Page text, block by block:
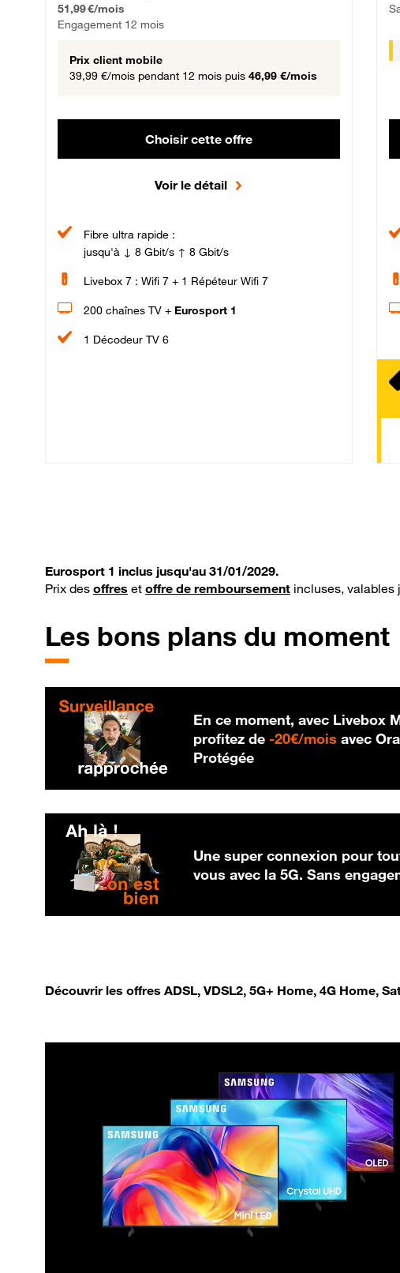
51,99 €/mois
Engagement 12 mois
Prix client mobile
39,99 €/mois pendant 12 mois puis 46,99 €/mois
Choisir cette offre
Voir le détail
Fibre ultra rapide :
jusqu'à ↓ 8 Gbit/s ↑ 8 Gbit/s
Livebox 7 : Wifi 7 + 1 Répéteur Wifi 7
200 chaînes TV + Eurosport 1
1 Décodeur TV 6
Eurosport 1 inclus jusqu'au 31/01/2029.
Prix des offres et offre de remboursement incluses, valables
Les bons plans du moment
En ce moment, avec Livebox
profitez de -20€/mois 20 € par
avec
Protégée
Une super connexion pour
vous avec la 5G. Sans
Découvrir les offres ADSL, VDSL2, 5G+ Home, 4G Home,